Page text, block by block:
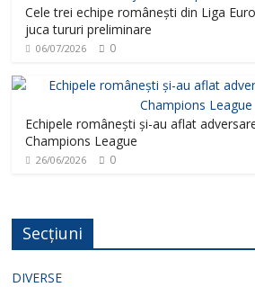
Cele trei echipe românești din Liga
juca tururi preliminare
06/07/2026 0
Echipele românești și-au aflat
Champions League
26/06/2026 0
Secțiuni
DIVERSE